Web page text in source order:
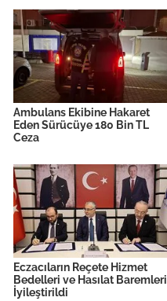
Ambulans Ekibine Hakaret
Eden Sürücüye 180 Bin TL
Ceza
Eczacıların Reçete Hizmet
Bedelleri ve Hasılat Baremleri
İyileştirildi